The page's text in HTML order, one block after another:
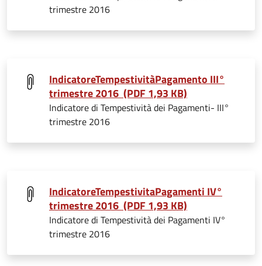
trimestre 2016
IndicatoreTempestivitàPagamento III°
trimestre 2016 (PDF 1,93 KB)
Indicatore di Tempestività dei Pagamenti- III°
trimestre 2016
IndicatoreTempestivitaPagamenti IV°
trimestre 2016 (PDF 1,93 KB)
Indicatore di Tempestività dei Pagamenti IV°
trimestre 2016